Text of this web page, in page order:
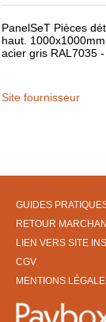
PanelSeT Pièces
haut.
acier gris RAL7035
Site fournisseur
GUIDES
RETOUR
LIEN VERS SITE
CGV
MENTIONS